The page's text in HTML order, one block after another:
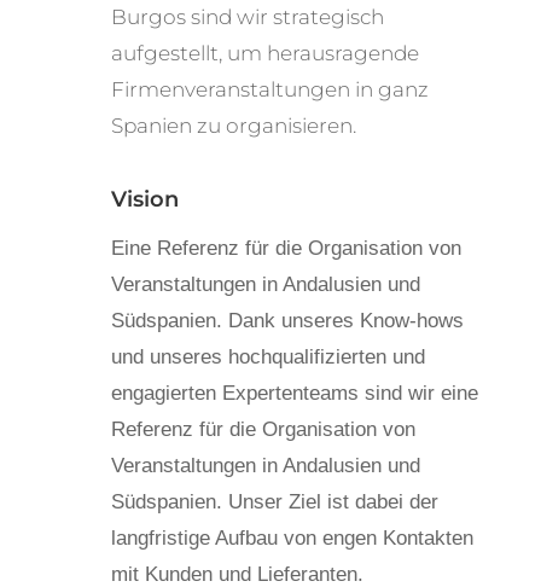
Burgos sind wir strategisch
aufgestellt, um herausragende
Firmenveranstaltungen in ganz
Spanien zu organisieren.
Vision
Eine Referenz für die Organisation von
Veranstaltungen in Andalusien und
Südspanien. Dank unseres Know-hows
und unseres hochqualifizierten und
engagierten Expertenteams sind wir eine
Referenz für die Organisation von
Veranstaltungen in Andalusien und
Südspanien. Unser Ziel ist dabei der
langfristige Aufbau von engen Kontakten
mit Kunden und Lieferanten.